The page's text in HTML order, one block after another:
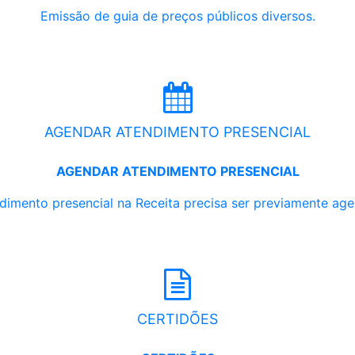
Emissão de guia de preços públicos diversos.
AGENDAR ATENDIMENTO PRESENCIAL
AGENDAR ATENDIMENTO PRESENCIAL
presencial na Receita precisa ser previamente
CERTIDÕES